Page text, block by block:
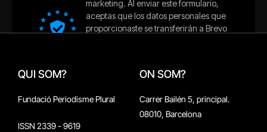
QUI SOM?
Fundació Periodisme Plural
ISSN 2339 - 9619
ON SOM?
Carrer Bailén 5, principal.
08010, Barcelona